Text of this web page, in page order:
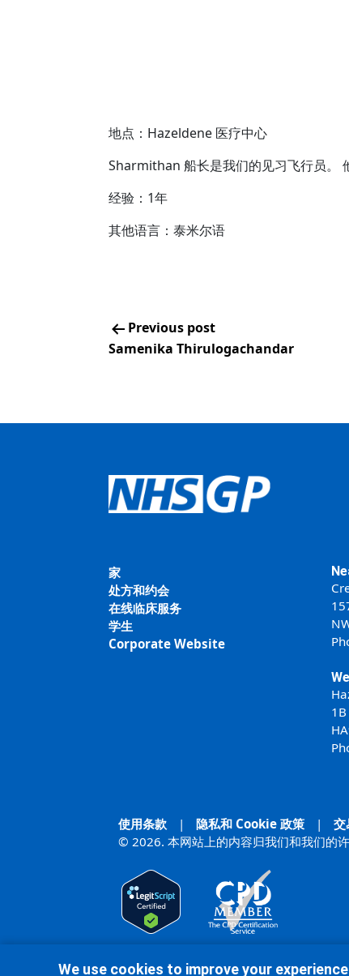
地点：Hazeldene 医疗中心
Sharmithan 船长是我们的见习飞行员。
经验：1年
其他语言：泰米尔语
Previous post
Samenika Thirulogachandar
家
处方和约会
在线临床服务
学生
Corporate Website
使用条款 | 隐私和 Cookie 政策 |
交
© 2026. 本网站上的内容归我们和我们的
We use cookies to improve your experience